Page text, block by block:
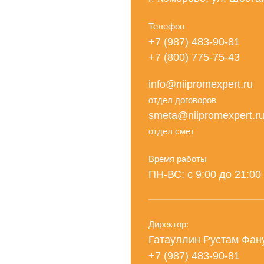
Телефон
+7 (987) 483-90-81
+7 (800) 775-75-43
info@niipromexpert.ru
отдел договоров
smeta@niipromexpert.ru
отдел смет
Время работы
ПН-ВС: с 9:00 до 21:00
Директор:
Гатауллин Рустам
+7 (987) 483-90-81